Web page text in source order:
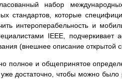
набор
стандартов, которые
интероперабельность и
IЕЕЕ, подчеркивает
(внешнее описание открытой
полное и общепринятое
достаточно, чтобы можно было